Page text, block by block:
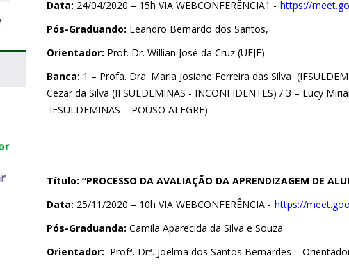
Data: 24/04/2020 – 15h VIA WEBCONFERÊNCIA1 - https://
Pós-Graduando: Leandro Bernardo dos Santos,
Orientador: Prof. Dr. Willian José da Cruz (UFJF)
Banca: 1 – Profa. Dra. Maria Josiane Ferreira das Silva
Cezar da Silva (IFSULDEMINAS - INCONFIDENTES) / 3 – Lucy
IFSULDEMINAS – POUSO ALEGRE)
Título: “PROCESSO DA AVALIAÇÃO DA APRENDIZAGEM DE
Data: 25/11/2020 – 10h VIA WEBCONFERÊNCIA - https://
Pós-Graduanda: Camila Aparecida da Silva e Souza
Orientador: Profª. Drª. Joelma dos Santos Bernardes –